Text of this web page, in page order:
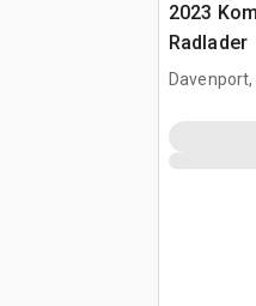
2023
Radlader
Davenport,